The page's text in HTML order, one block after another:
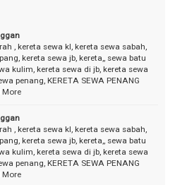
, kereta sewa kl, kereta sewa sabah,
kereta sewa jb, kereta,, sewa batu
kulim, kereta sewa di jb, kereta sewa
penang, KERETA SEWA PENANG
More
, kereta sewa kl, kereta sewa sabah,
kereta sewa jb, kereta,, sewa batu
kulim, kereta sewa di jb, kereta sewa
penang, KERETA SEWA PENANG
More